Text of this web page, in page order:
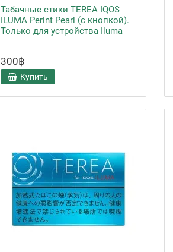
Табачные стики TEREA IQOS
ILUMA Perint Pearl (с кнопкой).
Только для устройства Iluma
300฿
Купить